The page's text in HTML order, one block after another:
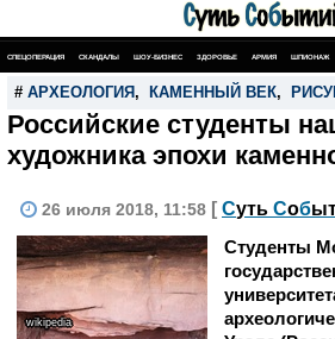
СПЕЦОПЕРАЦИЯ СКАНДАЛЫ ШОУ-БИЗНЕС ЗДОРОВЬЕ АРМИЯ ШПИОНАЖ
# АРХЕОЛОГИЯ , КАМЕННЫЙ ВЕК,
Российские студенты
художника эпохи
26 июля 2018, 11:58 [ Суть Соб
wikipedia
Студенты